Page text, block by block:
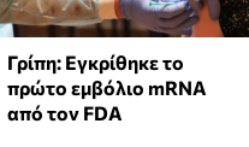
Γρίπη: Εγκρίθηκε το
πρώτο εμβόλιο mRNA
από τον FDA